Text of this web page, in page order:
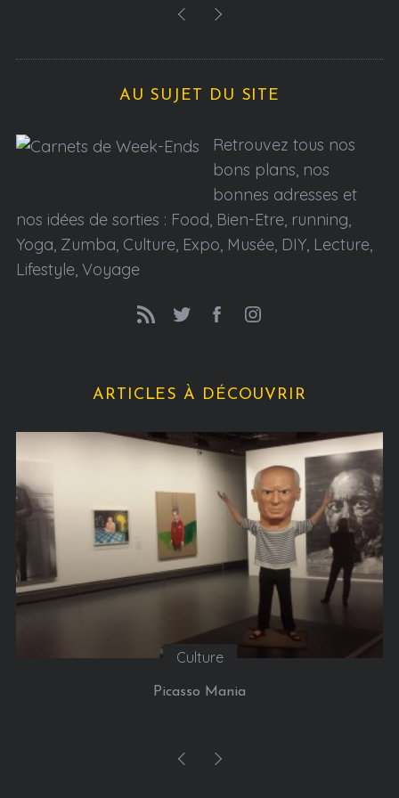
AU SUJET DU SITE
Retrouvez tous nos
bons plans, nos
bonnes adresses et
nos idées de sorties : Food, Bien-Etre, running,
Yoga, Zumba, Culture, Expo, Musée, DIY, Lecture,
Lifestyle, Voyage
ARTICLES À DÉCOUVRIR
Culture
Picasso Mania